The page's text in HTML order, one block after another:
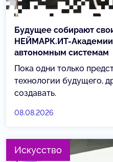
Будущее собирают
НЕЙМАРК.ИТ-Академии
автономным системам
Пока одни только
технологии будущего,
создавать.
08.08.2026
Искусство